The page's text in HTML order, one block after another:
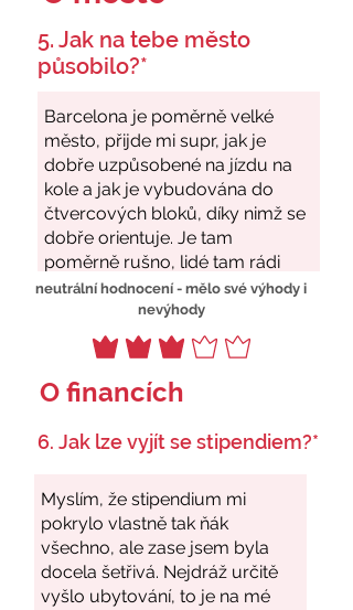
5. Jak na tebe město
působilo?*
neutrální hodnocení - mělo své výhody i
nevýhody
O financích
6. Jak lze vyjít se stipendiem?*